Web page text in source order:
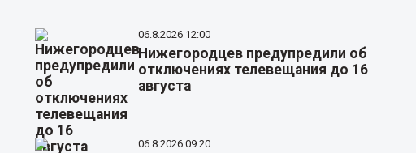
06.8.2026 12:00
Нижегородцев предупредили об
отключениях телевещания до 16
августа
06.8.2026 09:20